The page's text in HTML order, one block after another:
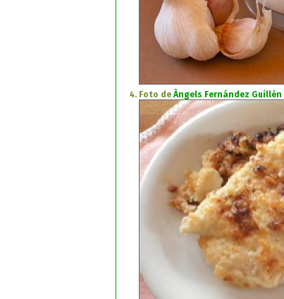
Foto de Àngels Fernández Guillén